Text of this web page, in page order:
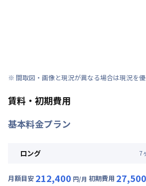
※ 間取図・画像と現況が異なる場合は現況を優
賃料・初期費用
基本料金プラン
ロング 7
月額目安 212,400 円/月 初期費用 27,500